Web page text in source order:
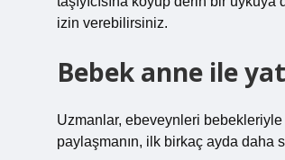
izin verebilirsiniz.
Bebek anne ile
Uzmanlar, ebeveynleri bebekleriyle
paylaşmanın, ilk birkaç ayda daha